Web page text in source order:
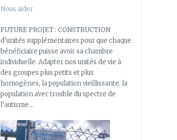
Nous aider
FUTURE PROJET : CONSTRUCTION
d’unités supplémentaires pour que chaque
bénéficiaire puisse avoir sa chambre
individuelle. Adapter nos unités de vie à
des groupes plus petits et plus
homogènes, la population vieillissante, la
population avec trouble du spectre de
l’autisme…